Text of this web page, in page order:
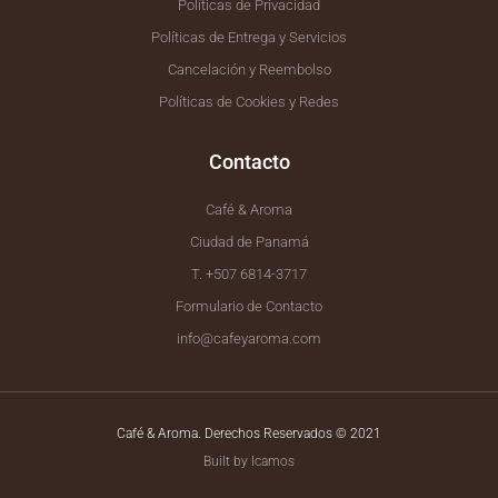
Políticas de Privacidad
Políticas de Entrega y Servicios
Cancelación y Reembolso
Políticas de Cookies y Redes
Contacto
Café & Aroma
Ciudad de Panamá
T. +507 6814-3717
Formulario de Contacto
info@cafeyaroma.com
Café & Aroma. Derechos Reservados © 2021
Built by Icamos